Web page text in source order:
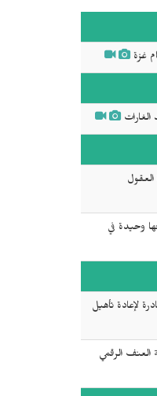
غزة
العقول
وحيدة في
لإعادة تأهيل
العنف الرقمي